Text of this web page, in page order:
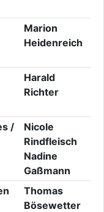
Marion
Heidenreich
Harald
Richter
/
Nicole
Rindfleisch
Nadine
Gaßmann
Thomas
Bösewetter